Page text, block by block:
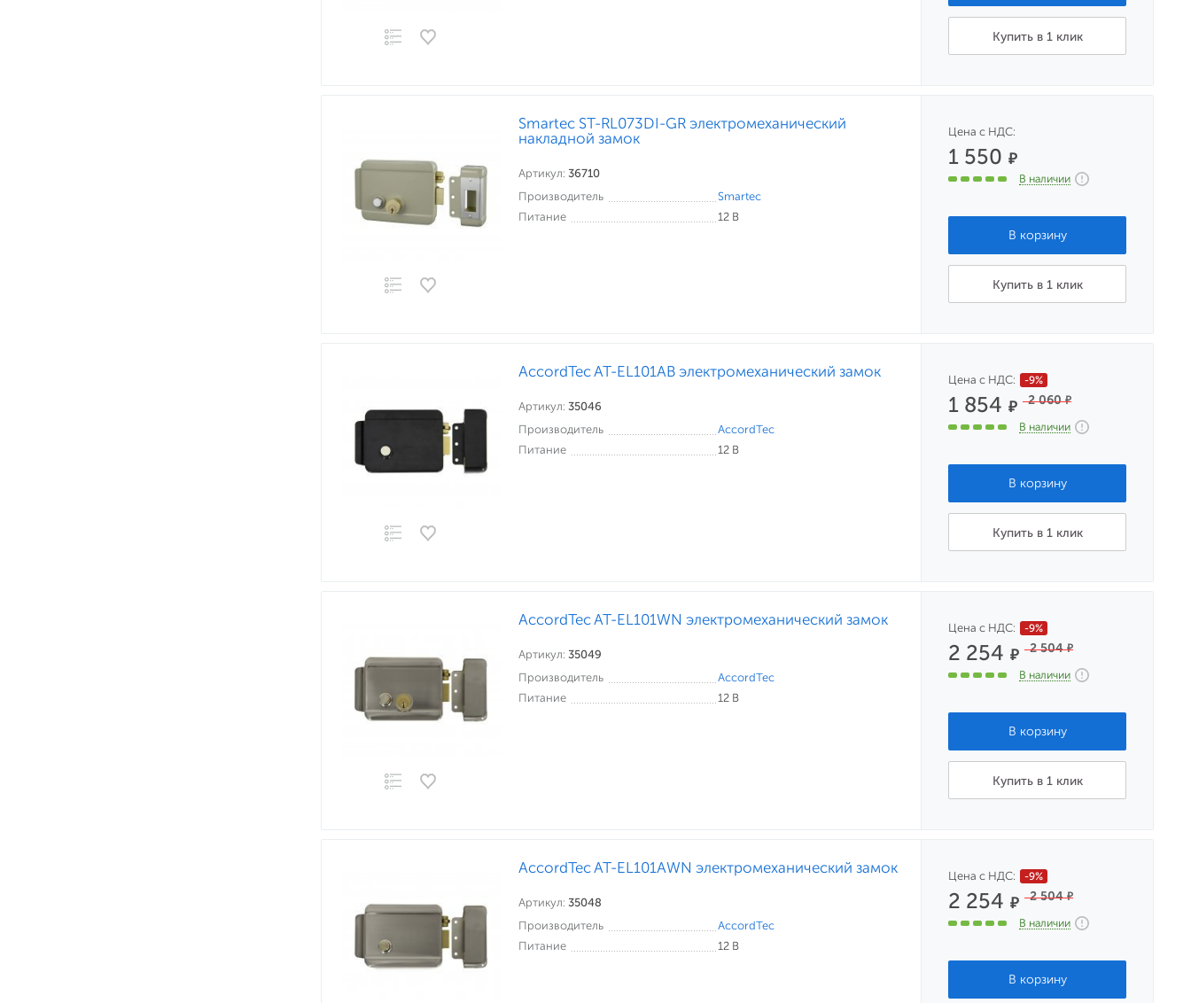
Купить в 1 клик
Smartec ST-RL073DI-GR электромеханический
накладной замок
Артикул: 36710
Производитель
Smartec
Питание
12 В
Цена с НДС:
1 550₽
В наличии
Купить в 1 клик
AccordTec AT-EL101AB электромеханический замок
Артикул: 35046
Производитель
AccordTec
Питание
12 В
Цена с НДС: -9%
1 854₽ 2 060₽
В наличии
Купить в 1 клик
AccordTec AT-EL101WN электромеханический замок
Артикул: 35049
Производитель
AccordTec
Питание
12 В
Цена с НДС: -9%
2 254₽ 2 504₽
В наличии
Купить в 1 клик
AccordTec AT-EL101AWN электромеханический замок
Артикул: 35048
Производитель
AccordTec
Питание
12 В
Цена с НДС: -9%
2 254₽ 2 504₽
В наличии